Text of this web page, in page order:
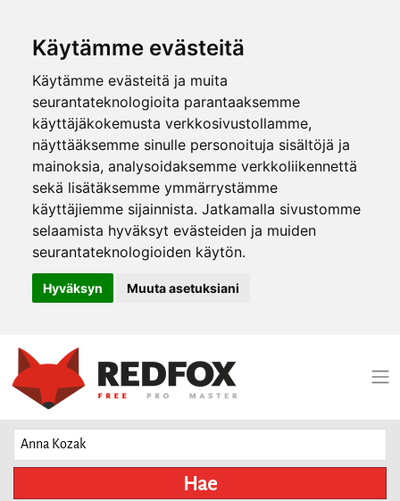
Käytämme evästeitä
Käytämme evästeitä ja muita
seurantateknologioita parantaaksemme
käyttäjäkokemusta verkkosivustollamme,
näyttääksemme sinulle personoituja sisältöjä ja
mainoksia, analysoidaksemme verkkoliikennettä
sekä lisätäksemme ymmärrystämme
käyttäjiemme sijainnista. Jatkamalla sivustomme
selaamista hyväksyt evästeiden ja muiden
seurantateknologioiden käytön.
Hyväksyn Muuta asetuksiani
Hae